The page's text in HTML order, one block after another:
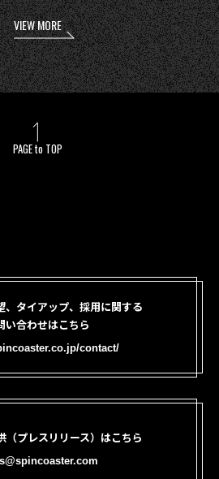
VIEW MORE
PAGE to TOP
、タイアップ、採用に関する
い合わせはこちら
contact/
（プレスリリース）はこちら